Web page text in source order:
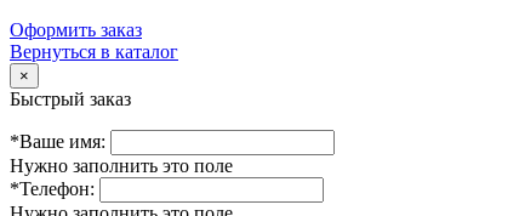
Оформить заказ
Вернуться в каталог
×
Быстрый заказ
*Ваше имя:
Нужно заполнить это поле
*Телефон: